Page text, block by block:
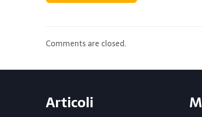
Comments are closed.
Articoli